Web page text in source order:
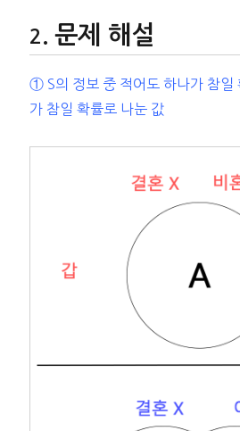
문제 해설
① S의 정보 중 적어도 하나가 참일
가 참일 확률로 나눈 값